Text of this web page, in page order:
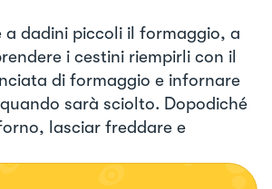
a dadini piccoli il formaggio, a
i cestini riempirli con il
di formaggio e infornare
sarà sciolto. Dopodiché
lasciar freddare e